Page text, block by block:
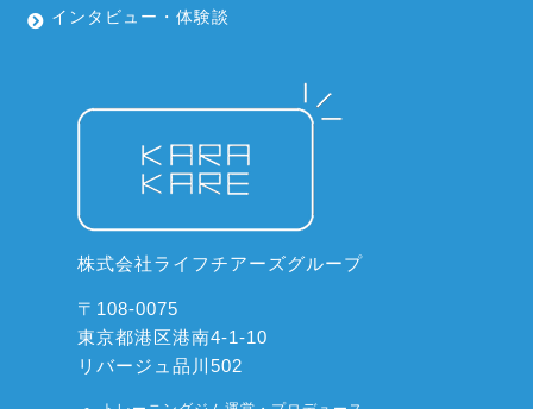
インタビュー・体験談
株式会社ライフチアーズグループ
〒108-0075
東京都港区港南4-1-10
リバージュ品川502